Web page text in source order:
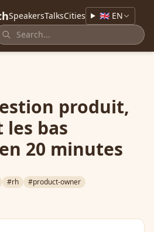
SpeakersTalksCities 🇬🇧 EN
produit,
les bas
20 minutes
#rh #product-owner